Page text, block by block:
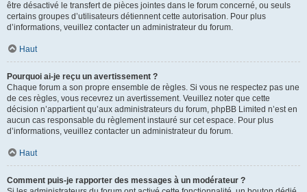
être désactivé le transfert de pièces jointes dans le forum concerné, ou seuls
certains groupes d’utilisateurs détiennent cette autorisation. Pour plus
d’informations, veuillez contacter un administrateur du forum.
Haut
Pourquoi ai-je reçu un avertissement ?
Chaque forum a son propre ensemble de règles. Si vous ne respectez pas une
de ces règles, vous recevrez un avertissement. Veuillez noter que cette
décision n’appartient qu’aux administrateurs du forum, phpBB Limited n’est en
aucun cas responsable du règlement instauré sur cet espace. Pour plus
d’informations, veuillez contacter un administrateur du forum.
Haut
Comment puis-je rapporter des messages à un modérateur ?